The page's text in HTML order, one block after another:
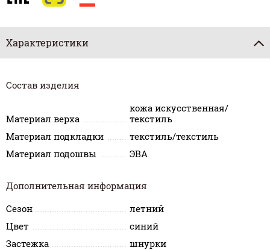
Характеристики
Состав изделия
Материал верха
кожа искусственная/
текстиль
Материал подкладки
текстиль/текстиль
Материал подошвы
ЭВА
Дополнительная информация
Сезон
летний
Цвет
синий
Застежка
шнурки